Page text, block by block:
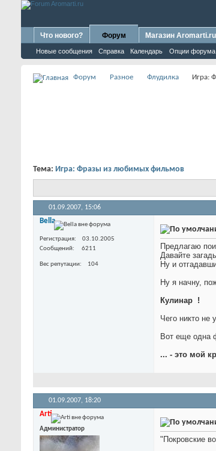
Что нового? Форум
Новые сообщения Справка Календарь Опции форума
Магазин Aromarti.ru
Форум Разное Флудилка Игра:
Тема: Игра: Фразы из любимых фильмов
01.09.2007, 15:06
Bella
Регистрация
03.10.2005
Сообщений
6211
Вес репутации 104
Предлагаю
Давайте
Ну и
Ну я начну,
Кулинар !
Чего никто не
Вот еще одна
... - это мой
01.09.2007, 18:20
Arti
Администратор
"Покровские